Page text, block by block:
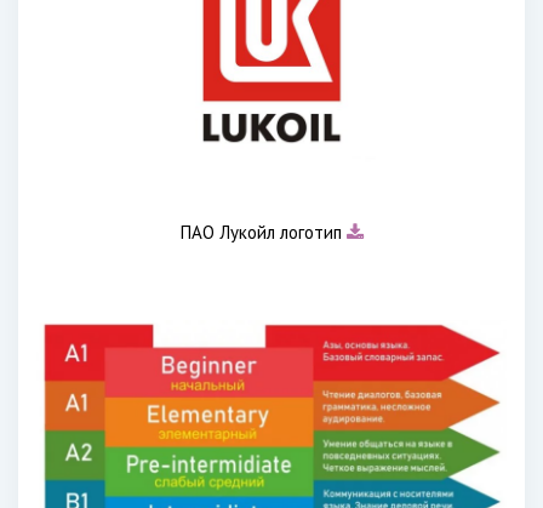
ПАО Лукойл логотип